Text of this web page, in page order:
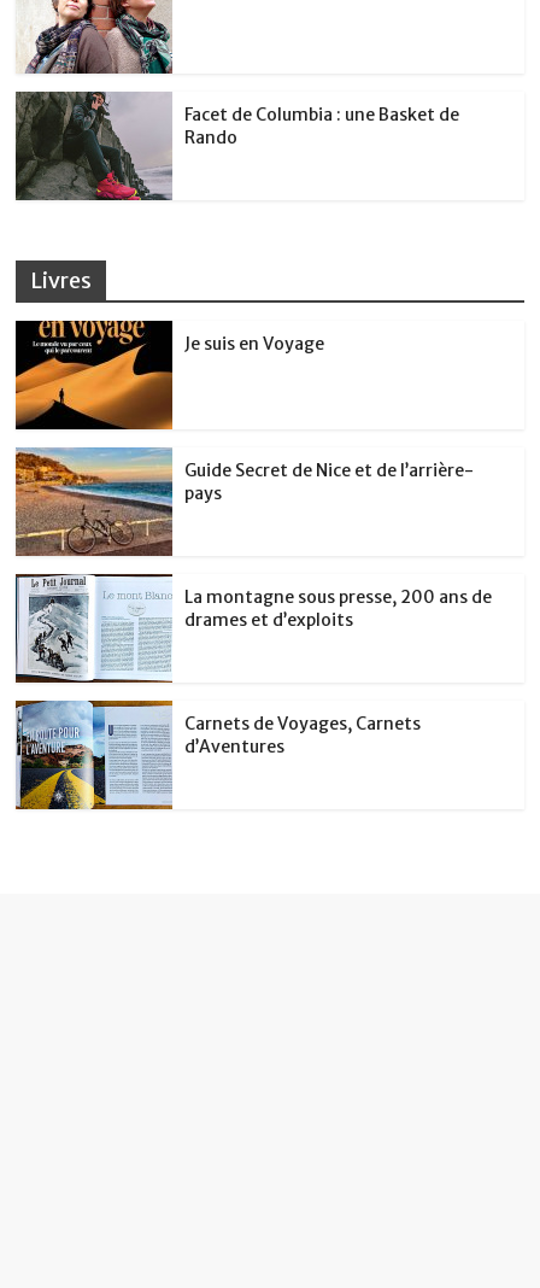
Facet de Columbia : une Basket de
Rando
Livres
Je suis en Voyage
Guide Secret de Nice et de l’arrière-
pays
La montagne sous presse, 200 ans de
drames et d’exploits
Carnets de Voyages, Carnets
d’Aventures